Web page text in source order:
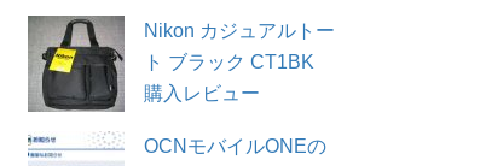
Nikon カジュアルトー
ト ブラック CT1BK
購入レビュー
OCNモバイルONEの